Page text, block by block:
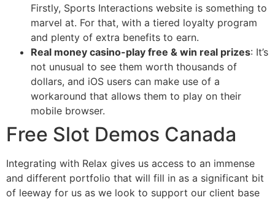
Firstly, Sports Interactions website is something to
marvel at. For that, with a tiered loyalty program
and plenty of extra benefits to earn.
Real money casino-play free & win real prizes: It’s
not unusual to see them worth thousands of
dollars, and iOS users can make use of a
workaround that allows them to play on their
mobile browser.
Free Slot Demos Canada
Integrating with Relax gives us access to an immense
and different portfolio that will fill in as a significant bit
of leeway for us as we look to support our client base